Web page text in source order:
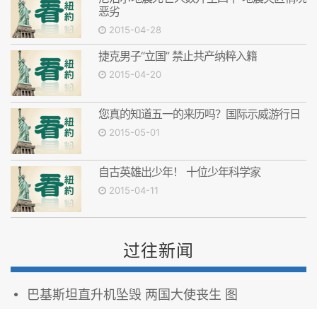
恶劣
2015-04-28
捷克男子“立国” 禁止共产纳粹入籍
2015-04-20
您真的知道五一的来历吗？国际示威游行日
2015-05-01
自古英雄出少年！ 十位少年科学家
2015-04-11
过往新闻
巴基斯坦直升机坠毁 两国大使丧生 图